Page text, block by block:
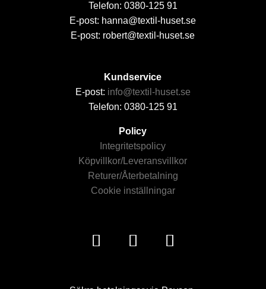
Telefon: 0380-125 91
E-post: hanna@textil-huset.se
E-post: robert@textil-huset.se
Kundservice
E-post: info@textil-huset.se
Telefon: 0380-125 91
Policy
Integritetspolicy
Köpvillkor/Leveransvillkor
Returer/Återbetalning
Cookie inställningar